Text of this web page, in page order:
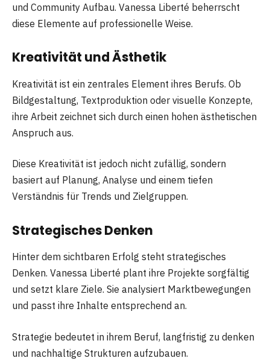
und Community Aufbau. Vanessa Liberté beherrscht
diese Elemente auf professionelle Weise.
Kreativität und Ästhetik
Kreativität ist ein zentrales Element ihres Berufs. Ob
Bildgestaltung, Textproduktion oder visuelle Konzepte,
ihre Arbeit zeichnet sich durch einen hohen ästhetischen
Anspruch aus.
Diese Kreativität ist jedoch nicht zufällig, sondern
basiert auf Planung, Analyse und einem tiefen
Verständnis für Trends und Zielgruppen.
Strategisches Denken
Hinter dem sichtbaren Erfolg steht strategisches
Denken. Vanessa Liberté plant ihre Projekte sorgfältig
und setzt klare Ziele. Sie analysiert Marktbewegungen
und passt ihre Inhalte entsprechend an.
Strategie bedeutet in ihrem Beruf, langfristig zu denken
und nachhaltige Strukturen aufzubauen.